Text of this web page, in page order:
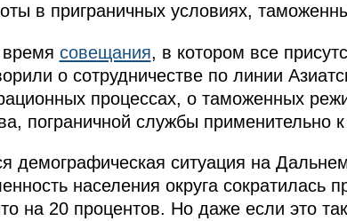
в приграничных условиях,
время совещания, в котором все
о сотрудничестве по линии
процессах, о таможенных
пограничной службы применительно
демографическая ситуация на
населения округа сократилась
на 20 процентов. Но даже если это